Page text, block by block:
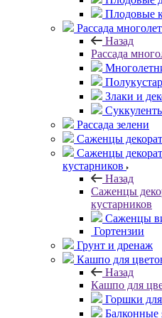
Плодовые
Рассада
Назад
Рассада
Злаки и
Рассада зелени
Саженцы
Саженцы
кустарников
Назад
Саженцы
кустарников
Саженцы
Гортензии
Грунт и дренаж
Кашпо для
Назад
Кашпо для
Горшки
Балконные